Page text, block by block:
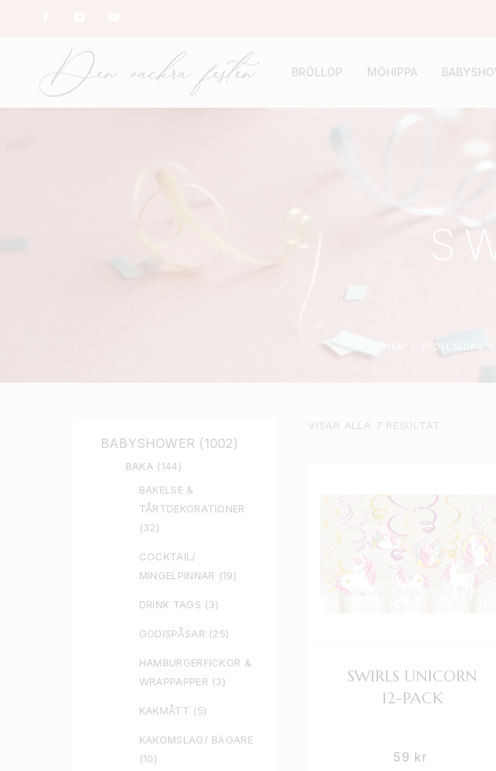
BRÖLLOP MÖHIPPA
FÖDELSEDAG
BABYSHOWER (1002)
BAKA (144)
BAKELSE &
TÅRTDEKORATIONER
(32)
COCKTAIL/
MINGELPINNAR (19)
DRINK TAGS (3)
GODISPÅSAR (25)
HAMBURGERFICKOR &
WRAPPAPPER (3)
KAKMÅTT (5)
KAKOMSLAG/ BÄGARE
(10)
VISAR ALLA 7 RESULTAT
SWIRLS UNICORN
12-PACK
59 kr